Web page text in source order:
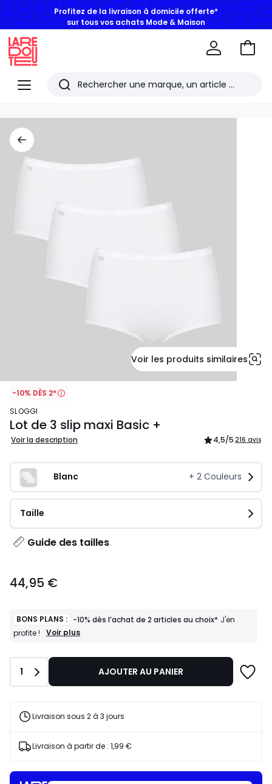
sur tous vos achats Mode & Maison
Menu
Redoute
Rechercher
consultés
Aller
Voir les produits similaires
-10% DÈS 2*
SLOGGI
Lot de 3 slip maxi Basic +
Voir la description 4,5/5 216 avis
Blanc + 2 Couleurs
Taille
Guide des tailles
€.
44,95 €
BONS PLANS : -10% dès l’achat de 2 articles au choix* J'en
profite !
BONS
-10%
l’achat
articles
J'en
Voir plus
Quantité
1 AJOUTER AU PANIER
Livraison sous 2 à 3 jours
Livraison à partir de : 1,99 €